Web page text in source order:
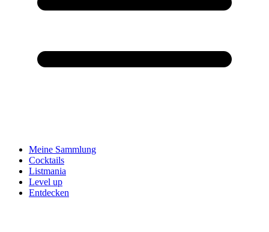
Meine Sammlung
Cocktails
Listmania
Level up
Entdecken